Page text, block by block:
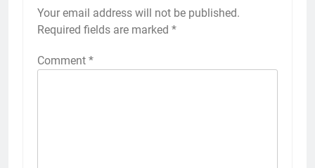
Your email address will not be published.
Required fields are marked *
Comment *